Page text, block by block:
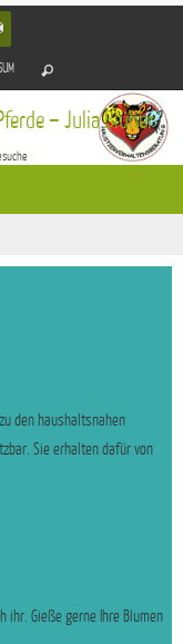
– Julia Blüher
den haushaltsnahen
Sie erhalten dafür von
ihr. Gieße gerne Ihre Blumen